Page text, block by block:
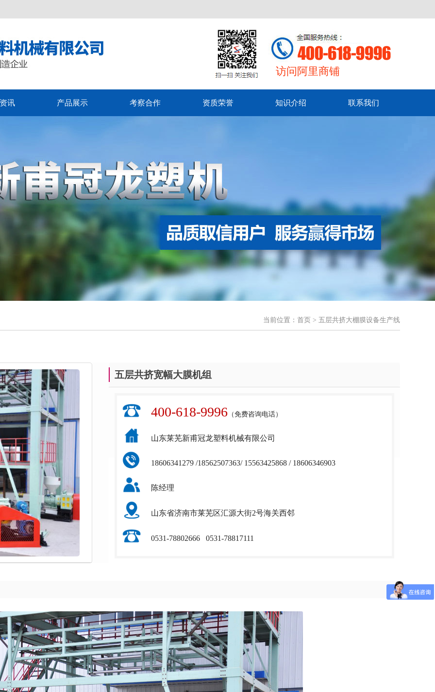
访问阿里商铺
讯 产品展示 考察合作 资质荣誉 知识介绍 联系我们
当前位置： 首页 > 五层共挤大棚膜设备生产线
五层共挤宽幅大膜机组
400-618-9996 （免费咨询电话）
山东莱芜新甫冠龙塑料机械有限公司
18606341279 /18562507363/ 15563425868 / 18606346903
陈经理
山东省济南市莱芜区汇源大街2号海关西邻
0531-78802666 0531-78817111